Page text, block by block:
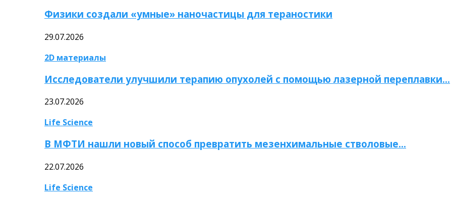
Физики создали «умные» наночастицы для тераностики
29.07.2026
2D материалы
Исследователи улучшили терапию опухолей с помощью лазерной переплавки…
23.07.2026
Life Science
В МФТИ нашли новый способ превратить мезенхимальные стволовые…
22.07.2026
Life Science